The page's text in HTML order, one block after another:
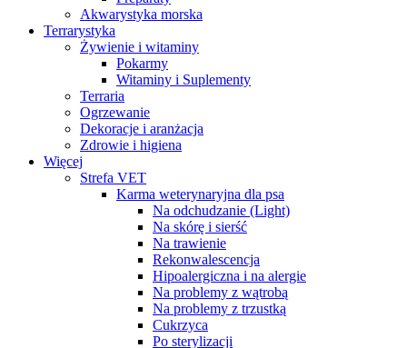
Akwarystyka morska
Terrarystyka
Żywienie i witaminy
Pokarmy
Witaminy i Suplementy
Terraria
Ogrzewanie
Dekoracje i aranżacja
Zdrowie i higiena
Więcej
Strefa VET
Karma weterynaryjna dla psa
Na odchudzanie (Light)
Na skórę i sierść
Na trawienie
Rekonwalescencja
Hipoalergiczna i na alergie
Na problemy z wątrobą
Na problemy z trzustką
Cukrzyca
Po sterylizacji